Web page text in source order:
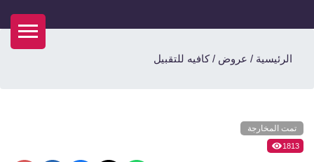
الرئيسية / عروض /كافيه للتقبيل
تمت المخارجة
1813